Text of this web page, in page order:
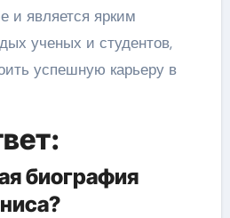
и является ярким
ученых и студентов,
успешную карьеру в
биография